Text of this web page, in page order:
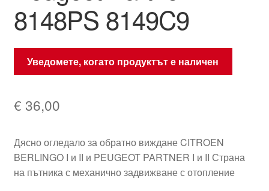
8148PS 8149C9
Уведомете, когато продуктът е наличен
€ 36,00
Дясно огледало за обратно виждане CITROEN
BERLINGO I и II и PEUGEOT PARTNER I и II Страна
на пътника с механично задвижване с отопление